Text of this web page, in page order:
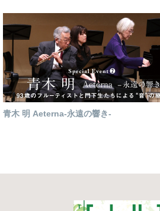
青木 明 Aeterna-永遠の響き-